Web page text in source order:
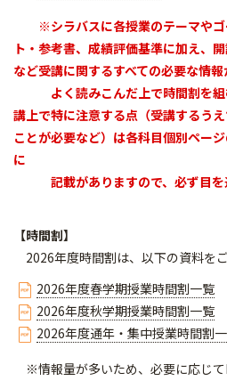
※シラバスに各授業のテーマやゴ
ト・参考書、成績評価基準に加え、
など受講に関するすべての必要な情報
よく読みこんだ上で時間割を
講上で特に注意する点（受講するう
ことが必要など）は各科目個別ペー
に
記載がありますので、必ず目を通
【時間割】
2026年度時間割は、以下の資料をご
2026年度春学期授業時間割一覧
2026年度秋学期授業時間割一覧
2026年度通年・集中授業時間割
※情報量が多いため、必要に応じて